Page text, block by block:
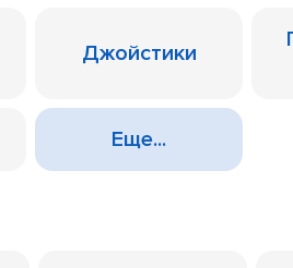
Джойстики
Еще...